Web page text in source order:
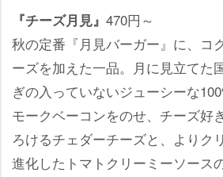
『チーズ月見』 470円～
秋の定番『月見バーガー』に、コ
ーズを加えた一品。月に見立てた
ぎの入っていないジューシーな
モークベーコンをのせ、チーズ好
ろけるチェダーチーズと、よりク
進化したトマトクリーミーソース